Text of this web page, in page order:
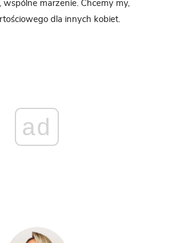
marzenie. Chcemy my,
dla innych kobiet.
ad